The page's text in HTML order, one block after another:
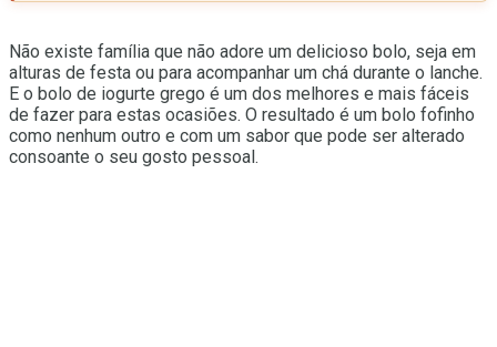
Não existe família que não adore um delicioso bolo, seja em
alturas de festa ou para acompanhar um chá durante o lanche.
E o bolo de iogurte grego é um dos melhores e mais fáceis
de fazer para estas ocasiões. O resultado é um bolo fofinho
como nenhum outro e com um sabor que pode ser alterado
consoante o seu gosto pessoal.